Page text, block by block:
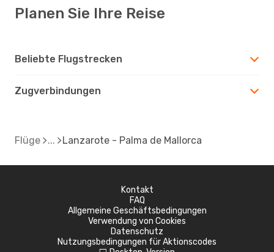
Planen Sie Ihre Reise
Beliebte Flugstrecken
Zugverbindungen
Flüge Lanzarote - Palma de Mallorca
Kontakt
FAQ
Allgemeine Geschäftsbedingungen
Verwendung von Cookies
Datenschutz
Nutzungsbedingungen für Aktionscodes